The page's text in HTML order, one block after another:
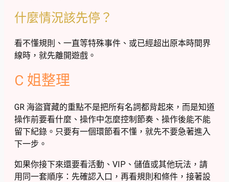
什麼情況該先停？
看不懂規則、一直等特殊事件、或已經超出原本時間界
線時，就先離開遊戲。
C 姐整理
GR 海盜寶藏的重點不是把所有名詞都背起來，而是知道
操作前要看什麼、操作中怎麼控制節奏、操作後能不能
留下紀錄。只要有一個環節看不懂，就先不要急著進入
下一步。
如果你接下來還要看活動、VIP、儲值或其他玩法，請
用同一套順序：先確認入口，再看規則和條件，接著設